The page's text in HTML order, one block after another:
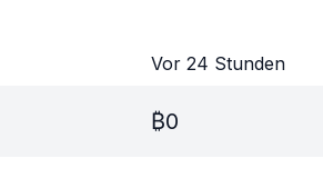
Vor 24 Stunden
₿0